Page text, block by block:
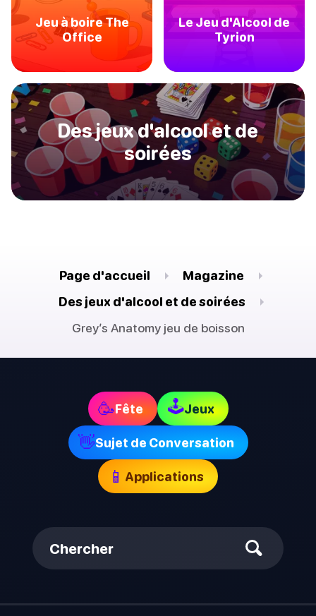
Jeu à boire The
Office
Le Jeu d'Alcool de
Tyrion
Des jeux d'alcool et de
soirées
Page d'accueil
Magazine
Des jeux d'alcool et de soirées
Grey’s Anatomy jeu de boisson
🥳Fête 🕹Jeux
👋Sujet de Conversation
📱 Applications
Chercher